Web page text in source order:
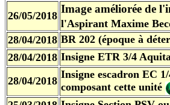
26/05/2018
Image améliorée de
l'Aspirant Maxime
28/04/2018 BR 202 (époque à
28/04/2018 Insigne ETR 3/4
28/04/2018
Insigne escadron EC
composant cette unité